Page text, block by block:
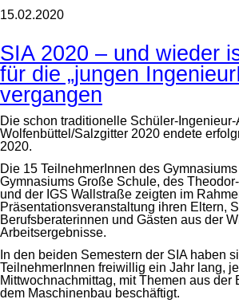
15.02.2020
SIA 2020 – und wieder
für die „jungen
vergangen
Die schon traditionelle Schüler-
Wolfenbüttel/Salzgitter 2020 endete
2020.
Die 15 TeilnehmerInnen des
Gymnasiums Große Schule, des
und der IGS Wallstraße zeigten im
Präsentationsveranstaltung ihren Eltern,
Berufsberaterinnen und Gästen aus der
Arbeitsergebnisse.
In den beiden Semestern der SIA haben
TeilnehmerInnen freiwillig ein Jahr lang,
Mittwochnachmittag, mit Themen aus der
dem Maschinenbau beschäftigt.